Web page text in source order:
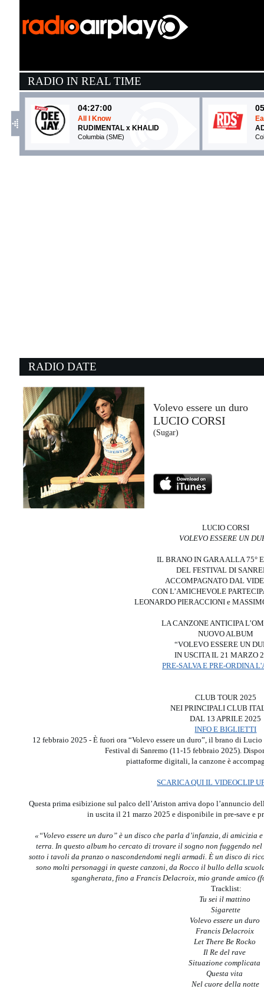
RADIO IN REAL TIME
04:27:00
All I Know
RUDIMENTAL x KHALID
Columbia (SME)
05:10:16
BLUE OYSTER CULT
- (-)
05:21:07
Wo, man
PEGGY GOU & AYRA STARR
XL Recordings (-)
RADIO DATE
Volevo essere un duro
LUCIO CORSI
(Sugar)
LUCIO CORSI
VOLEVO ESSERE UN
IL BRANO IN GARA ALLA 75°
DEL FESTIVAL DI
ACCOMPAGNATO DAL
CON L’AMICHEVOLE
LEONARDO PIERACCIONI e
LA CANZONE ANTICIPA
NUOVO ALBUM
“VOLEVO ESSERE UN
IN USCITA IL 21 MARZO
PRE-SALVA E PRE-ORDINA
CLUB TOUR 2025
NEI PRINCIPALI CLUB
DAL 13 APRILE 2025
INFO E BIGLIETTI
12 febbraio 2025 - È fuori ora “Volevo essere un duro”, il brano di
Festival di Sanremo (11-15 febbraio 2025).
piattaforme digitali, la canzone è
SCARICA QUI IL VIDEOCLIP
Questa prima esibizione sul palco dell’Ariston arriva dopo l’annuncio
in uscita il 21 marzo 2025 e disponibile in pre-save e
«“Volevo essere un duro” è un disco che parla d’infanzia, di amicizia
terra. In questo album ho cercato di trovare il sogno non fuggendo
sotto i tavoli da pranzo o nascondendomi negli armadi. È un disco di
sono molti personaggi in queste canzoni, da Rocco il bullo della
sgangherata, fino a Francis Delacroix, mio grande amico
Tracklist:
Tu sei il mattino
Sigarette
Volevo essere un duro
Francis Delacroix
Let There Be Rocko
Il Re del rave
Situazione complicata
Questa vita
Nel cuore della notte